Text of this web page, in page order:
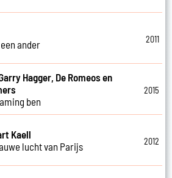
ander
2011
Hagger, De Romeos en
ben
2015
Kaell
lucht van Parijs
2012